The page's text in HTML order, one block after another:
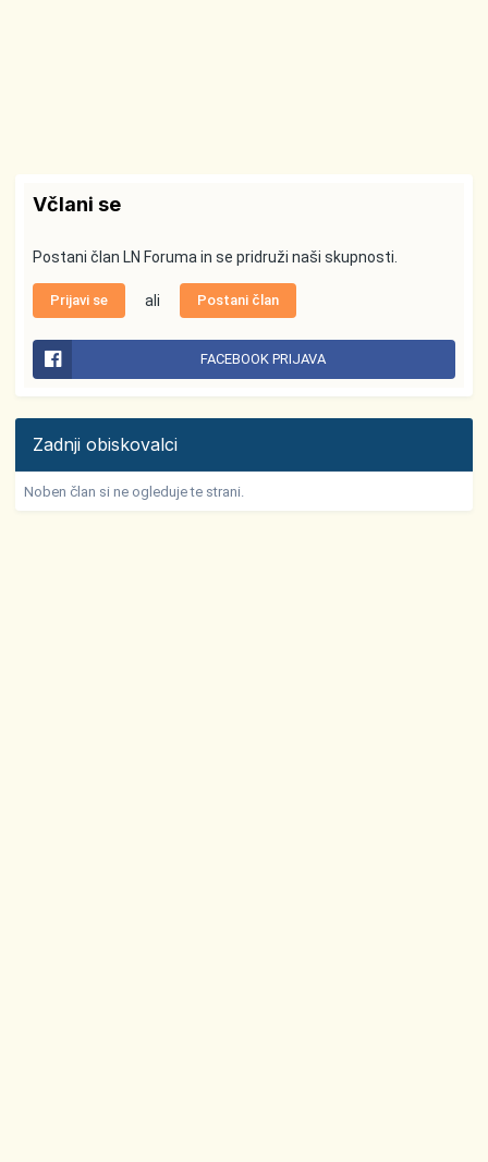
Včlani se
Postani član LN Foruma in se pridruži naši skupnosti.
Prijavi se ali Postani član
FACEBOOK PRIJAVA
Zadnji obiskovalci
Noben član si ne ogleduje te strani.